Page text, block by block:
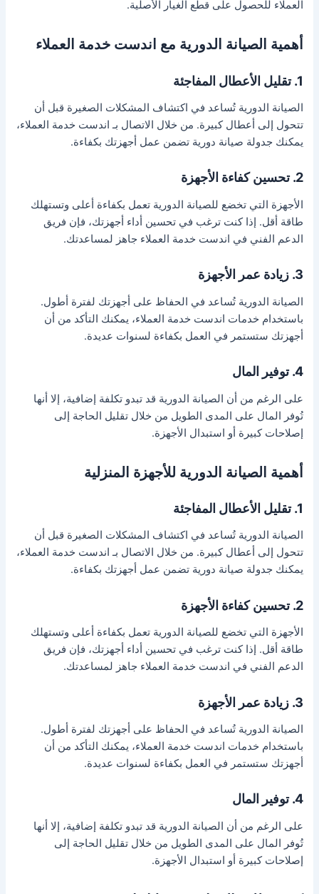
العملاء للحصول على قطع الغيار الأصلية.
أهمية الصيانة الدورية مع اندست خدمة العملاء
1. تقليل الأعطال المفاجئة
الصيانة الدورية تُساعد في اكتشاف المشكلات الصغيرة قبل أن
تتحول إلى أعطال كبيرة. من خلال الاتصال بـ اندست خدمة العملاء،
يمكنك جدولة صيانة دورية تضمن عمل أجهزتك بكفاءة.
2. تحسين كفاءة الأجهزة
الأجهزة التي تخضع للصيانة الدورية تعمل بكفاءة أعلى وتستهلك
طاقة أقل. إذا كنت ترغب في تحسين أداء أجهزتك، فإن فريق
الدعم الفني في اندست خدمة العملاء جاهز لمساعدتك.
3. زيادة عمر الأجهزة
الصيانة الدورية تُساعد في الحفاظ على أجهزتك لفترة أطول.
باستخدام خدمات اندست خدمة العملاء، يمكنك التأكد من أن
أجهزتك ستستمر في العمل بكفاءة لسنوات عديدة.
4. توفير المال
على الرغم من أن الصيانة الدورية قد تبدو تكلفة إضافية، إلا أنها
تُوفر المال على المدى الطويل من خلال تقليل الحاجة إلى
إصلاحات كبيرة أو استبدال الأجهزة.
أهمية الصيانة الدورية للأجهزة المنزلية
1. تقليل الأعطال المفاجئة
الصيانة الدورية تُساعد في اكتشاف المشكلات الصغيرة قبل أن
تتحول إلى أعطال كبيرة. من خلال الاتصال بـ اندست خدمة العملاء،
يمكنك جدولة صيانة دورية تضمن عمل أجهزتك بكفاءة.
2. تحسين كفاءة الأجهزة
الأجهزة التي تخضع للصيانة الدورية تعمل بكفاءة أعلى وتستهلك
طاقة أقل. إذا كنت ترغب في تحسين أداء أجهزتك، فإن فريق
الدعم الفني في اندست خدمة العملاء جاهز لمساعدتك.
3. زيادة عمر الأجهزة
الصيانة الدورية تُساعد في الحفاظ على أجهزتك لفترة أطول.
باستخدام خدمات اندست خدمة العملاء، يمكنك التأكد من أن
أجهزتك ستستمر في العمل بكفاءة لسنوات عديدة.
4. توفير المال
على الرغم من أن الصيانة الدورية قد تبدو تكلفة إضافية، إلا أنها
تُوفر المال على المدى الطويل من خلال تقليل الحاجة إلى
إصلاحات كبيرة أو استبدال الأجهزة.